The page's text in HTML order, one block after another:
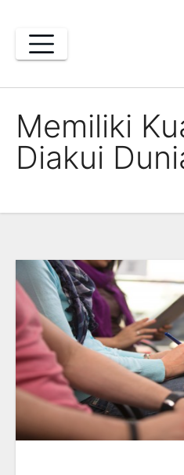
content
Memiliki
Diakui